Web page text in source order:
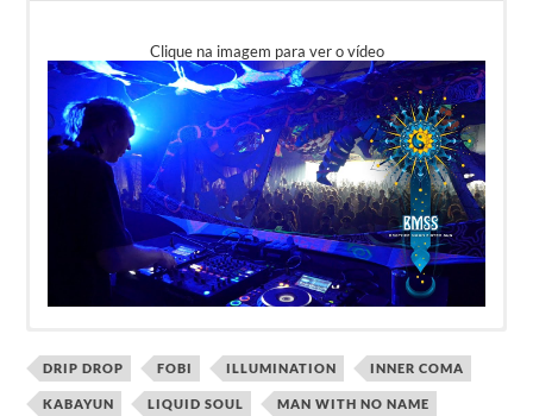
Clique na imagem para ver o vídeo
Lineup em 2017: KABAYUN, UnderCover,
MONTTI, BOOM SHANKAR, VIRTUANOISE,
Pré-venda: 20 euros (limitado a 500 bilhetes).
Na porta: 25 euros.
DRIP DROP FOBI ILLUMINATION INNER COMA
KABAYUN LIQUID SOUL MAN WITH NO NAME